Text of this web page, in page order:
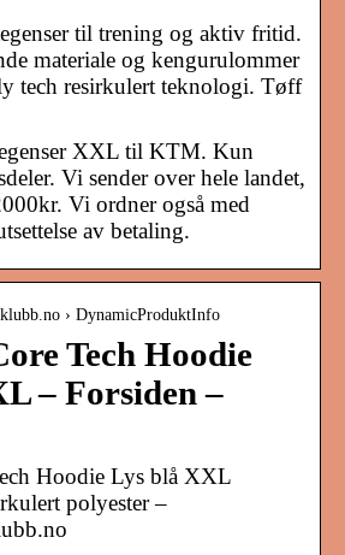
til trening og aktiv fritid.
materiale og kengurulommer
tech resirkulert teknologi. Tøff
XXL til KTM. Kun
Vi sender over hele landet,
Vi ordner også med
av betaling.
› DynamicProduktInfo
Tech Hoodie
– Forsiden –
Hoodie Lys blå XXL
polyester –